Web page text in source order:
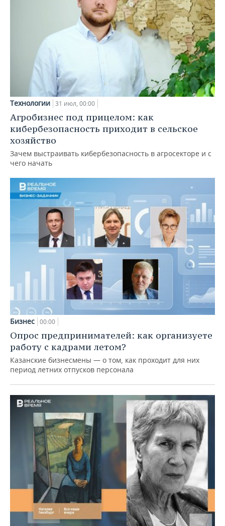
Технологии 31 июл, 00:00
Агробизнес под прицелом: как
кибербезопасность приходит в сельское
хозяйство
Зачем выстраивать кибербезопасность в агросекторе и с
чего начать
Бизнес 00:00
Опрос предпринимателей: как организуете
работу с кадрами летом?
Казанские бизнесмены — о том, как проходит для них
период летних отпусков персонала